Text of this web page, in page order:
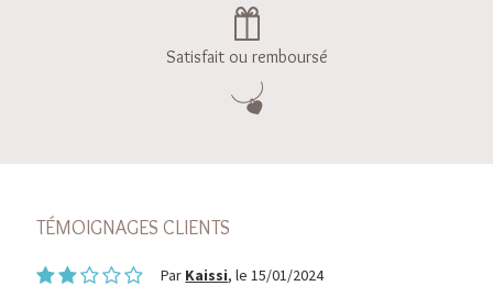
Satisfait ou remboursé
TÉMOIGNAGES CLIENTS
Par Kaissi, le 15/01/2024